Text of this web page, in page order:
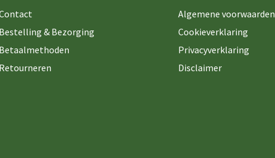
Bestelling & Bezorging
Betaalmethoden
Retourneren
Algemene voorwaarden
Cookieverklaring
Privacyverklaring
Disclaimer